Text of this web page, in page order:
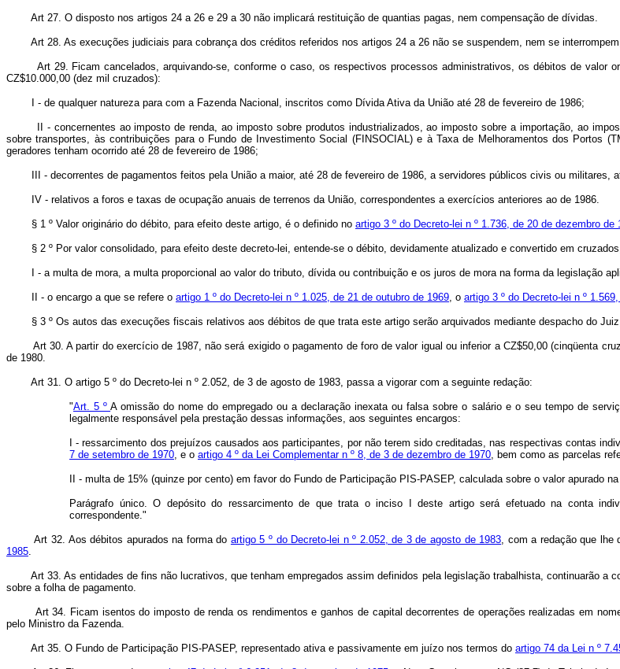
Art 27. O disposto nos artigos 24 a 26 e 29 a 30 não implicará restituição de quantias pagas, nem compensação de dívidas.
Art 28. As execuções judiciais para cobrança dos créditos referidos nos artigos 24 a 26 não se suspendem, nem se
Art 29. Ficam cancelados, arquivando-se, conforme o caso, os respectivos processos administrativos, os débitos de valor
CZ$10.000,00 (dez mil cruzados):
I - de qualquer natureza para com a Fazenda Nacional, inscritos como Dívida Ativa da União até 28 de fevereiro de 1986;
II - concernentes ao imposto de renda, ao imposto sobre produtos industrializados, ao imposto sobre a importação, ao
sobre transportes, às contribuições para o Fundo de Investimento Social (FINSOCIAL) e à Taxa de Melhoramentos dos Portos
geradores tenham ocorrido até 28 de fevereiro de 1986;
III - decorrentes de pagamentos feitos pela União a maior, até 28 de fevereiro de 1986, a servidores públicos civis ou militares,
IV - relativos a foros e taxas de ocupação anuais de terrenos da União, correspondentes a exercícios anteriores ao de 1986.
§ 1 º Valor originário do débito, para efeito deste artigo, é o definido no artigo 3 º do Decreto-lei n º 1.736, de 20 de dezembro de
§ 2 º Por valor consolidado, para efeito deste decreto-lei, entende-se o débito, devidamente atualizado e convertido em
I - a multa de mora, a multa proporcional ao valor do tributo, dívida ou contribuição e os juros de mora na forma da legislação
II - o encargo a que se refere o artigo 1 º do Decreto-lei n º 1.025, de 21 de outubro de 1969 , o artigo 3 º do Decreto-lei n º
§ 3 º Os autos das execuções fiscais relativos aos débitos de que trata este artigo serão arquivados mediante despacho do
Art 30. A partir do exercício de 1987, não será exigido o pagamento de foro de valor igual ou inferior a CZ$50,00 (cinqüenta
de 1980.
Art 31. O artigo 5 º do Decreto-lei n º 2.052, de 3 de agosto de 1983, passa a vigorar com a seguinte redação:
"Art. 5 ºA omissão do nome do empregado ou a declaração inexata ou falsa sobre o salário e o seu tempo de
legalmente responsável pela prestação dessas informações, aos seguintes encargos:
I - ressarcimento dos prejuízos causados aos participantes, por não terem sido creditadas, nas respectivas contas
7 de setembro de 1970 , e o artigo 4 º da Lei Complementar n º 8, de 3 de dezembro de 1970 , bem como as parcelas
II - multa de 15% (quinze por cento) em favor do Fundo de Participação PIS-PASEP, calculada sobre o valor apurado
Parágrafo único. O depósito do ressarcimento de que trata o inciso I deste artigo será efetuado na conta
correspondente."
Art 32. Aos débitos apurados na forma do artigo 5 º do Decreto-lei n º 2.052, de 3 de agosto de 1983 , com a redação que
1985
Art 33. As entidades de fins não lucrativos, que tenham empregados assim definidos pela legislação trabalhista, continuarão
sobre a folha de pagamento.
Art 34. Ficam isentos do imposto de renda os rendimentos e ganhos de capital decorrentes de operações realizadas em
pelo Ministro da Fazenda.
Art 35. O Fundo de Participação PIS-PASEP, representado ativa e passivamente em juízo nos termos do artigo 74 da Lei n º